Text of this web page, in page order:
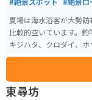
夏場は海水浴客が大勢
比較的空いています。
キジハタ、クロダイ、ホウボ
尋坊や温泉施設なども
道路で、景色を楽しみ
で寄ってくる！と話題
実際に噛まれた人もい
東尋坊